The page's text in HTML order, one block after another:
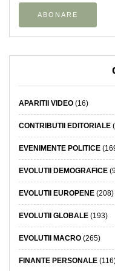
APARITII VIDEO (16)
CONTRIBUTII EDITORIALE
EVENIMENTE POLITICE
EVOLUTII DEMOGRAFICE
EVOLUTII EUROPENE (208)
EVOLUTII GLOBALE (193)
EVOLUTII MACRO (265)
FINANTE PERSONALE